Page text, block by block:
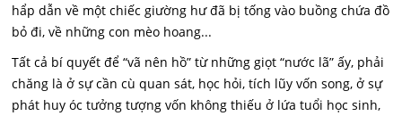
hẩp dẫn về một chiếc giường hư đã bị tống vào buồng chứa đồ
bỏ đi, về những con mèo hoang...
Tất cả bí quyết để “vã nên hồ” từ những giọt “nước lã” ấy, phải
chăng là ở sự cần cù quan sát, học hỏi, tích lũy vốn song, ở sự
phát huy óc tưởng tượng vốn không thiếu ở lứa tuổi học sinh,